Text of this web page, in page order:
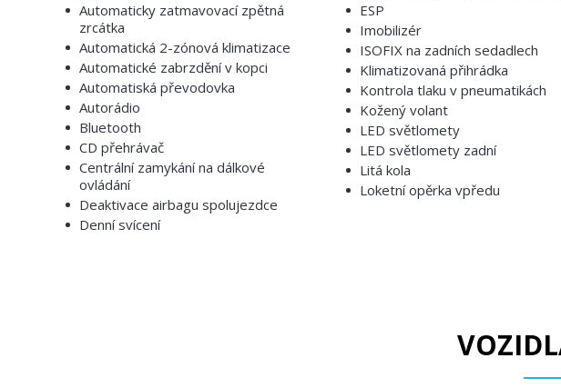
Automaticky zatmavovací zpětná
zrcátka
Automatická 2-zónová klimatizace
Automatické zabrzdění v kopci
Automatiská převodovka
Autorádio
Bluetooth
CD přehrávač
Centrální zamykání na dálkové
ovládání
Deaktivace airbagu spolujezdce
Denní svícení
ESP
Imobilizér
ISOFIX na zadních sedadlech
Klimatizovaná přihrádka
Kontrola tlaku v pneumatikách
Kožený volant
LED světlomety
LED světlomety zadní
Litá kola
Loketní opěrka vpředu